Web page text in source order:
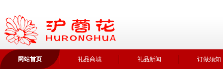
网站首页 礼品商城 礼品新闻 订做须知